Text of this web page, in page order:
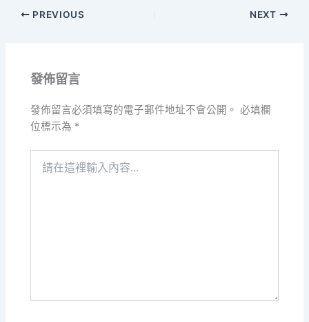
PREVIOUS NEXT
發佈留言
發佈留言必須填寫的電子郵件地址不會公開。 必填欄
位標示為 *